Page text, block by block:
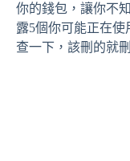
你的錢包，讓你不
露5個你可能正在
查一下，該刪的就